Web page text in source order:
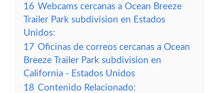
16 Webcams cercanas a Ocean Breeze
Trailer Park subdivision en Estados
Unidos:
17 Oficinas de correos cercanas a Ocean
Breeze Trailer Park subdivision en
California - Estados Unidos
18 Contenido Relacionado: